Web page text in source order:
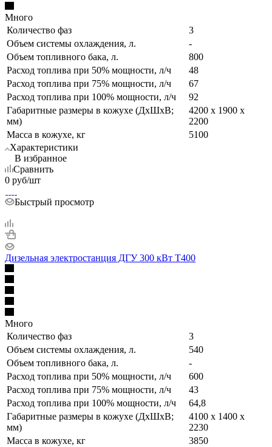
Много
Количество фаз
3
Объем системы охлаждения, л.
-
Объем топливного бака, л.
800
Расход топлива при 50% мощности, л/ч
48
Расход топлива при 75% мощности, л/ч
67
Расход топлива при 100% мощности, л/ч
92
Габаритные размеры в кожухе (ДхШхВ;
мм)
4200 х 1900 х
2200
Масса в кожухе, кг
5100
Характеристики
В избранное
Сравнить
0 руб/шт
Быстрый просмотр
Дизельная электростанция ДГУ 300 кВт Т400
Много
Количество фаз
3
Объем системы охлаждения, л.
540
Объем топливного бака, л.
-
Расход топлива при 50% мощности, л/ч
600
Расход топлива при 75% мощности, л/ч
43
Расход топлива при 100% мощности, л/ч
64,8
Габаритные размеры в кожухе (ДхШхВ;
мм)
4100 х 1400 х
2230
Масса в кожухе, кг
3850